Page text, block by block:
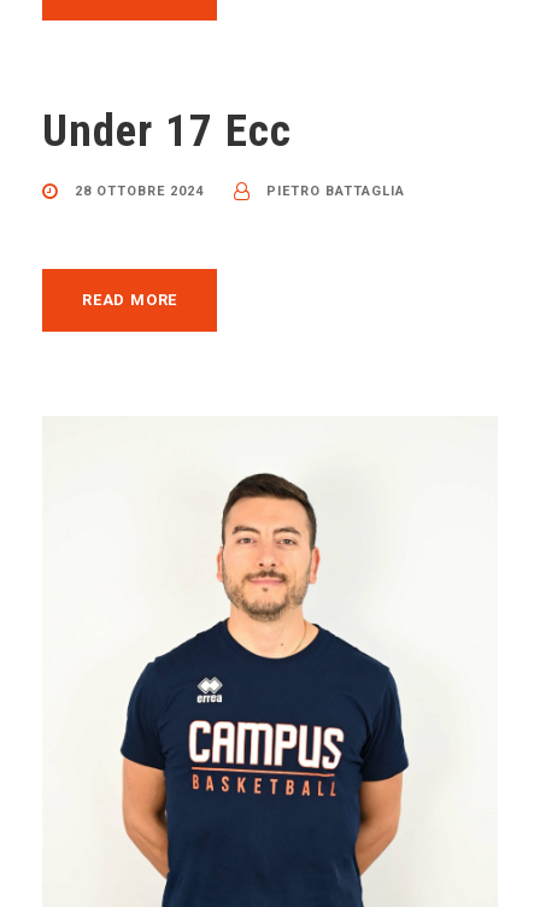
Under 17 Ecc
28 OTTOBRE 2024 PIETRO BATTAGLIA
READ MORE